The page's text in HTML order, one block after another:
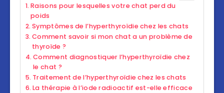
Raisons pour lesquelles votre chat perd du
poids
Symptômes de l’hyperthyroïdie chez les chats
Comment savoir si mon chat a un problème de
thyroïde ?
Comment diagnostiquer l’hyperthyroïdie chez
le chat ?
Traitement de l’hyperthyroïdie chez les chats
La thérapie à l’iode radioactif est-elle efficace